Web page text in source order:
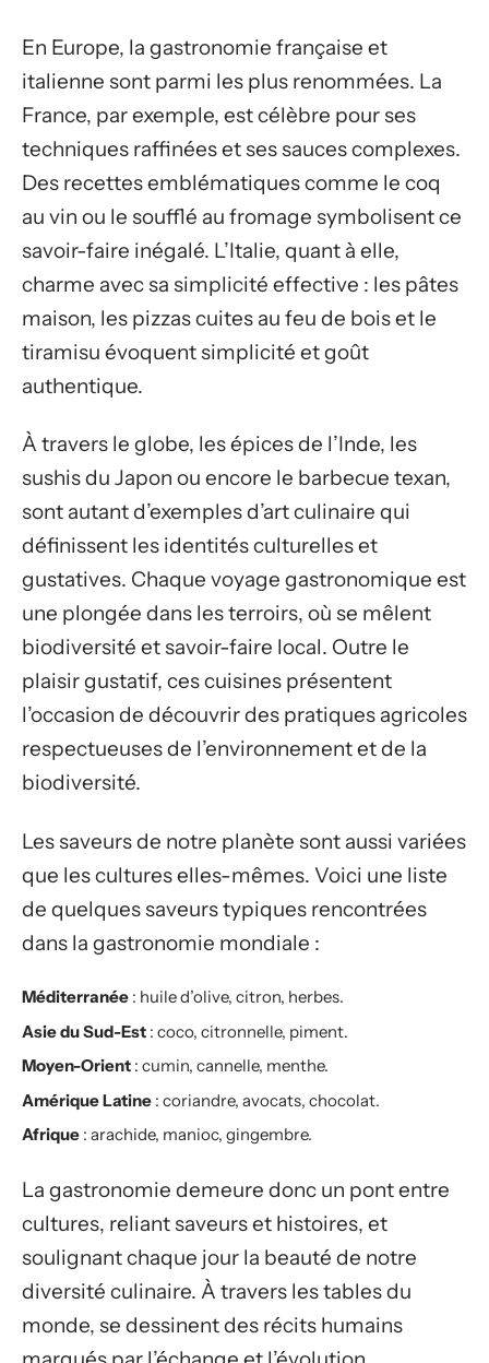
En Europe, la gastronomie française et
italienne sont parmi les plus renommées. La
France, par exemple, est célèbre pour ses
techniques raffinées et ses sauces complexes.
Des recettes emblématiques comme le coq
au vin ou le soufflé au fromage symbolisent ce
savoir-faire inégalé. L’Italie, quant à elle,
charme avec sa simplicité effective : les pâtes
maison, les pizzas cuites au feu de bois et le
tiramisu évoquent simplicité et goût
authentique.
À travers le globe, les épices de l’Inde, les
sushis du Japon ou encore le barbecue texan,
sont autant d’exemples d’art culinaire qui
définissent les identités culturelles et
gustatives. Chaque voyage gastronomique est
une plongée dans les terroirs, où se mêlent
biodiversité et savoir-faire local. Outre le
plaisir gustatif, ces cuisines présentent
l’occasion de découvrir des pratiques agricoles
respectueuses de l’environnement et de la
biodiversité.
Les saveurs de notre planète sont aussi variées
que les cultures elles-mêmes. Voici une liste
de quelques saveurs typiques rencontrées
dans la gastronomie mondiale :
Méditerranée : huile d’olive, citron, herbes.
Asie du Sud-Est : coco, citronnelle, piment.
Moyen-Orient : cumin, cannelle, menthe.
Amérique Latine : coriandre, avocats, chocolat.
Afrique : arachide, manioc, gingembre.
La gastronomie demeure donc un pont entre
cultures, reliant saveurs et histoires, et
soulignant chaque jour la beauté de notre
diversité culinaire. À travers les tables du
monde, se dessinent des récits humains